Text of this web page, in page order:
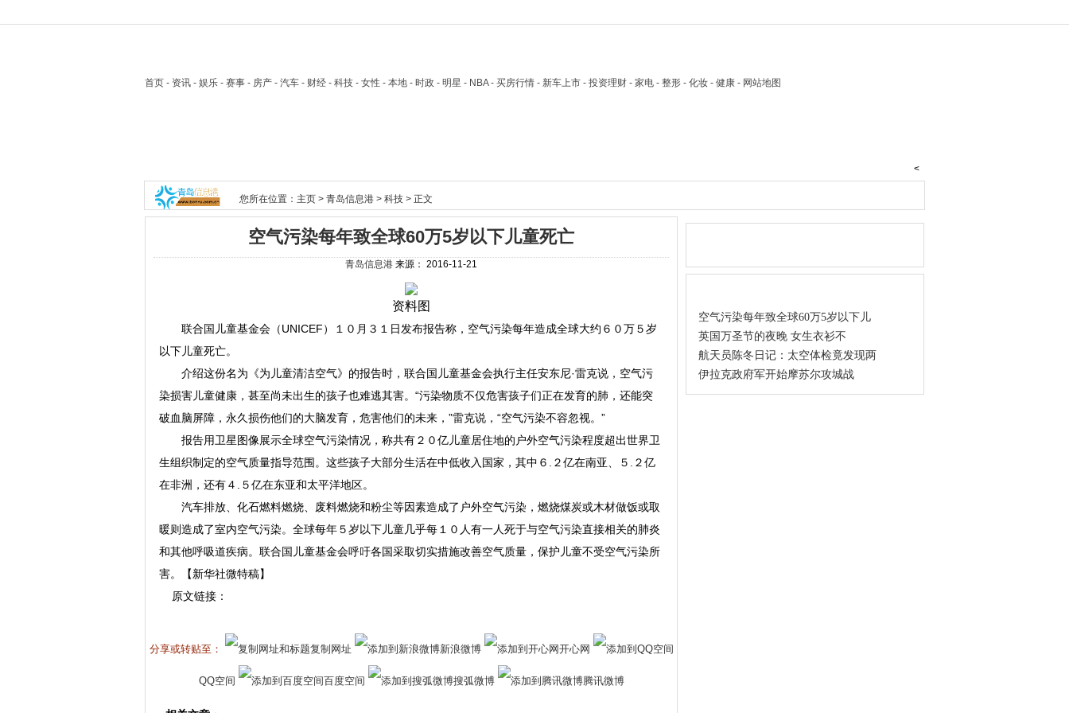
首页 - 资讯 - 娱乐 - 赛事 - 房产 - 汽车 - 财经 - 科技 - 女性 - 本地 - 时政 - 明星 - NBA - 买房行情 - 新车上市 - 投资理财 - 家电 - 整形 - 化妆 - 健康 - 网站地图
<
您所在位置： 主页 > 青岛信息港 > 科技 > 正文
空气污染每年致全球60万5岁以下儿童死亡
青岛信息港 来源： 2016-11-21
资料图
联合国儿童基金会（UNICEF）１０月３１日发布报告称，空气污染每年造成全球大约６０万５岁
以下儿童死亡。
介绍这份名为《为儿童清洁空气》的报告时，联合国儿童基金会执行主任安东尼·雷克说，空气污
染损害儿童健康，甚至尚未出生的孩子也难逃其害。“污染物质不仅危害孩子们正在发育的肺，还能突
破血脑屏障，永久损伤他们的大脑发育，危害他们的未来，”雷克说，“空气污染不容忽视。”
报告用卫星图像展示全球空气污染情况，称共有２０亿儿童居住地的户外空气污染程度超出世界卫
生组织制定的空气质量指导范围。这些孩子大部分生活在中低收入国家，其中６.２亿在南亚、５.２亿
在非洲，还有４.５亿在东亚和太平洋地区。
汽车排放、化石燃料燃烧、废料燃烧和粉尘等因素造成了户外空气污染，燃烧煤炭或木材做饭或取
暖则造成了室内空气污染。全球每年５岁以下儿童几乎每１０人有一人死于与空气污染直接相关的肺炎
和其他呼吸道疾病。联合国儿童基金会呼吁各国采取切实措施改善空气质量，保护儿童不受空气污染所
害。【新华社微特稿】
原文链接：
分享或转贴至： 复制网址 新浪微博 开心网
QQ空间 百度空间 搜弧微博 腾讯微博
空气污染每年致全球60万5岁以下儿
英国万圣节的夜晚 女生衣衫不
航天员陈冬日记：太空体检竟发现两
伊拉克政府军开始摩苏尔攻城战